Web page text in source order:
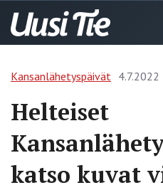
Kansanlähetyspäivät 4.7.2022
Helteiset
katso kuvat